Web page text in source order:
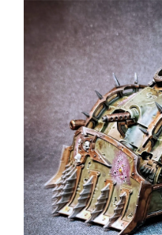
GWARDIA
DEATH
GUARD